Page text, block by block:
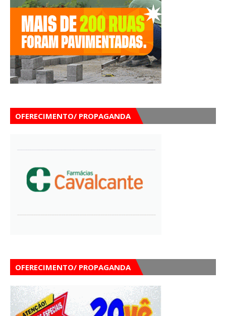
OFERECIMENTO/ PROPAGANDA
OFERECIMENTO/ PROPAGANDA